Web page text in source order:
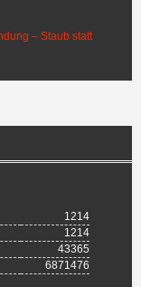
1214
1214
43365
6871476